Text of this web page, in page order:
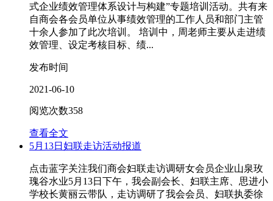
式企业绩效管理体系设计与构建”专题培训活动。共有来
自商会各会员单位从事绩效管理的工作人员和部门主管
十余人参加了此次培训。 培训中，周老师主要从走进绩
效管理、设定考核目标、绩...
发布时间
2021-06-10
阅览次数358
查看全文
5月13日妇联走访活动报道
点击蓝字关注我们商会妇联走访调研女会员企业山泉玫
瑰谷水业5月13日下午，我会副会长、妇联主席、思进小
学校长黄丽云带队，走访调研了我会会员、妇联执委徐